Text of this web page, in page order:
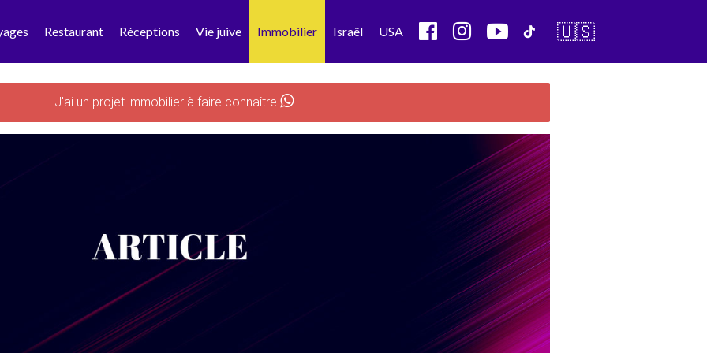
Restaurant Réceptions Vie juive Immobilier Israël USA 🇺🇸
J'ai un projet immobilier à faire connaître